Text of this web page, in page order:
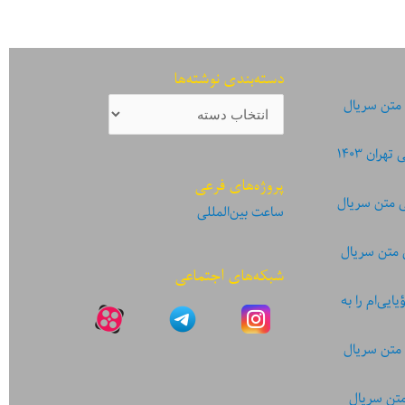
سریال
۱۴۰۳
متن سریال
متن سریال
را به
سریال
سریال
دسته‌بندی نوشته‌ها
دسته‌بندی
نوشته‌ها
پروژه‌های فرعی
ساعت بین‌المللی
شبکه‌های اجتماعی